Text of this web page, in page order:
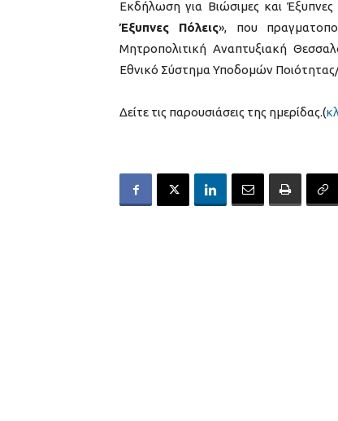
Eκδήλωση για Βιώσιμες και Έξυπνες
Έξυπνες Πόλεις», που
Μητροπολιτική Αναπτυξιακή
Εθνικό Σύστημα Υποδομών
Δείτε τις παρουσιάσεις της ημερίδας.(